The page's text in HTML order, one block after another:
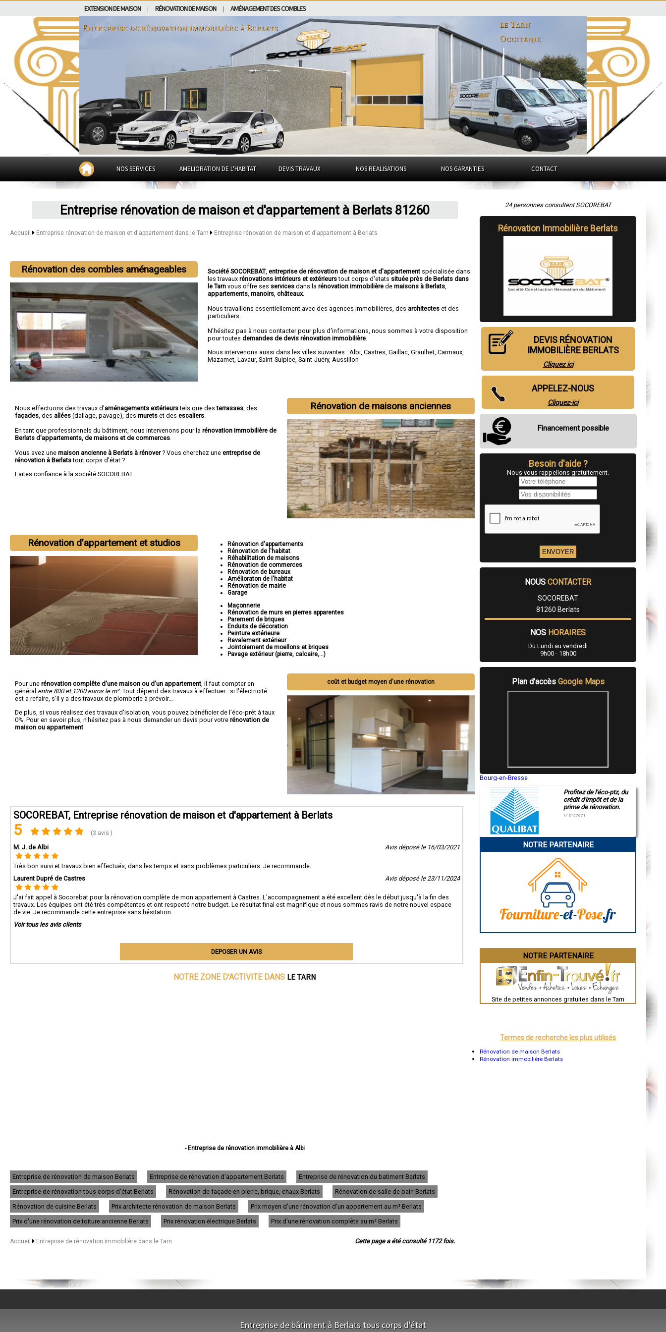
EXTENSION DE MAISON RÉNOVATION DE MAISON AMÉNAGEMENT DES COMBLES
Entreprise de rénovation immobilière àBerlats
le Tarn
Occitanie
NOS SERVICES AMELIORATION DE L'HABITAT DEVIS TRAVAUX NOS REALISATIONS NOS GARANTIES CONTACT
Entreprise rénovation de maison et d'appartement à Berlats 81260
Accueil Entreprise rénovation de maison et d'appartement dans le Tarn Entreprise rénovation de maison et d'appartement à Berlats
Rénovation des combles aménageables Société SOCOREBAT,entreprise de rénovation de maison et d'appartement spécialisée dans
les travauxrénovations intérieurs et extérieurstout corps d'etats située près de Berlats dans
le Tarnvous offre ses services dans larénovation immobilière demaisons à Berlats
appartements ,manoirs ,châteaux.
Nous travaillons essentiellement avec des agences immobilières, des architectes et des
particuliers.
N'hésitez pas à nous contacter pour plus d'informations, nous sommes à votre disposition
pour toutesdemandes de devis rénovation immobilière
Nous intervenons aussi dans les villes suivantes : Albi ,Castres ,Gaillac ,Graulhet ,Carmaux
Mazamet ,Lavaur,Saint-Sulpice ,Saint-Juéry, Aussillon
Rénovation de maisons anciennes
Nous effectuons des travaux d'aménagements extérieurstels que desterrasses , des
façades , des allées (dallage, pavage), des murets et des escaliers
En tant que professionnels du bâtiment, nous intervenons pour la rénovation immobilière de
Berlats d'appartements, de maisons et de commerces
Vous avez une maison ancienne à Berlats à rénover? Vous cherchez une entreprise de
rénovation à Berlatstout corps d'état ?
Faites confiance à la société SOCOREBAT.
Rénovation d’appartement et studios
Rénovation d'appartements
Rénovation de l'habitat
Réhabilitation de maisons
Rénovation de commerces
Rénovation de bureaux
Amélioraton de l'habitat
Rénovation de mairie
Garage
Maçonnerie
Rénovation de murs en pierres apparentes
Parement de briques
Enduits de décoration
Peinture extérieure
Ravalement extérieur
Jointoiement de moellons et briques
Pavage extérieur (pierre, calcaire,...)
coût et budget moyen d'une rénovation
Pour une rénovation complête d'une maison ou d'un appartement , il faut compter en
général entre 800 et 1200 euros le m². Tout dépend des travaux à effectuer : si l'électricité
est à refaire, s'il y a des travaux de plomberie à prévoir...
De plus, si vous réalisez des travaux d'isolation, vous pouvez bénéficier de l'éco-prêt à taux
0%. Pour en savoir plus, n'hésitez pas à nous demander un devis pour votre rénovation de
maison ou appartement
SOCOREBAT, Entreprise rénovation de maison et d'appartement à Berlats
5 (3 avis )
M. J. de Albi Avis déposé le 16/03/2021
Très bon suivi et travaux bien effectués, dans les temps et sans problèmes particuliers. Je recommande.
Laurent Dupré de Castres
Avis déposé le 23/11/2024
J'ai fait appel à Socorebat pour la rénovation complète de mon appartement à Castres. L'accompagnement a été excellent dès le début jusqu'à la fin des
travaux. Les équipes ont été très compétentes et ont respecté notre budget. Le résultat final est magnifique et nous sommes ravis de notre nouvel espace
de vie. Je recommande cette entreprise sans hésitation.
Voir tous les avis clients
DEPOSER UN AVIS
NOTRE ZONE D'ACTIVITE DANS LE TARN
- Entreprise de rénovation immobilière à Albi
- Entreprise de rénovation immobilière à Graulhet
- Entreprise de rénovation immobilière à Lavaur
- Entreprise de rénovation immobilière à Carmaux
- Entreprise de rénovation immobilière à Mazamet
- Entreprise de rénovation immobilière à Saint-Sulpice
- Entreprise de rénovation immobilière à Saint-Juéry
- Entreprise de rénovation immobilière à Aussillon
- Entreprise de rénovation immobilière à Réalmont
- Entreprise de rénovation immobilière à Blaye-les-Mines
- Entreprise de rénovation immobilière à Marssac-sur-Tarn
- Entreprise de rénovation immobilière à Pont-de-Larn
Entreprise de rénovation de maison Berlats Entreprise de rénovation d'appartement Berlats
Entreprise de rénovation du batiment Berlats
Entreprise de rénovation tous corps d'état Berlats
Rénovation de façade en pierre, brique, chaux Berlats
Rénovation de salle de bain Berlats
Rénovation de cuisine Berlats
Prix architecte rénovation de maison Berlats
Prix moyen d'une rénovation d'un appartement au m² Berlats
Prix d'une rénovation de toiture ancienne Berlats
Prix rénovation électrique Berlats Prix d'une rénovation complête au m² Berlats
Cette page a été consulté 1172 fois.
Accueil Entreprise de rénovation immobilière dans le Tarn
24 personnes consultent SOCOREBAT
Rénovation Immobilière Berlats
DEVIS RÉNOVATION
IMMOBILIÈRE BERLATS
Cliquez ici
APPELEZ-NOUS
Cliquez-ici
Financement possible
Besoin d'aide ?
Nous vous rappellons gratuitement.
NOUS CONTACTER
SOCOREBAT
81260 Berlats
NOS HORAIRES
Du Lundi au vendredi
9h00 - 18h00
Plan d'accès Google Maps
Bourg-en-Bresse
Montluçon
Manosque
Gap
Charleville-Mézières
Pamiers
Narbonne
Brive-la-Gaillarde
Guéret
Besançon
Évreux
Chartres
Nîmes
Auch
Dole
Mont-de-Marsan
Vesoul
Chalon-sur-Saône
Profitez de l'éco-ptz, du
crédit d'impôt et de la
prime de rénovation.
N°E157671
NOTRE PARTENAIRE
NOTRE PARTENAIRE
Site de petites annonces gratuites dans le Tarn
Termes de recherche les plus utilisés
Rénovation de maison Berlats
Rénovation immobilière Berlats
Entreprise de bâtiment à Berlats tous corps d'état